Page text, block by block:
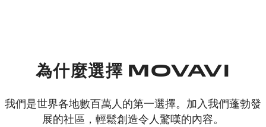
為什麼選擇 MOVAVI
我們是世界各地數百萬人的第一選擇。加入我們蓬勃發
展的社區，輕鬆創造令人驚嘆的內容。